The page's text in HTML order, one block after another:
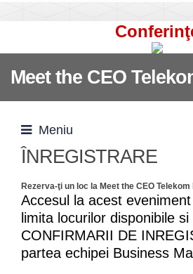
Meet the CEO
Meniu
ÎNREGISTRARE
Rezerva-ţi un loc la Meet the CEO Telekom
Accesul la acest
limita locurilor disponibile
CONFIRMARII DE
partea echipei Business